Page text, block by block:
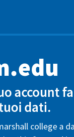
account
dati.
college a